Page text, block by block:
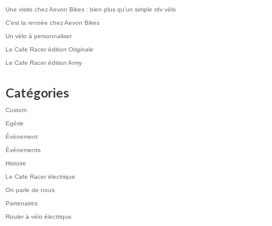
Une visite chez Aevon Bikes : bien plus qu’un simple rdv vélo
C’est la rentrée chez Aevon Bikes
Un vélo à personnaliser
Le Cafe Racer édition Originale
Le Cafe Racer édition Army
Catégories
Custom
Egérie
Événement
Événements
Histoire
Le Cafe Racer électrique
On parle de nous
Partenaires
Rouler à vélo électrique